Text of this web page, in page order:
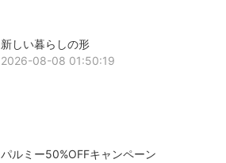
新しい暮らしの形
2026-08-08 01:50:19
パルミー50%OFFキャンペーン